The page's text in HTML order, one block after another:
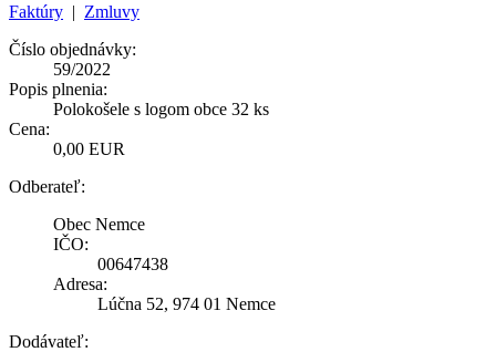
Faktúry | Zmluvy
Číslo objednávky:
59/2022
Popis plnenia:
Polokošele s logom obce 32 ks
Cena:
0,00 EUR
Odberateľ:
Obec Nemce
IČO:
00647438
Adresa:
Lúčna 52, 974 01 Nemce
Dodávateľ: